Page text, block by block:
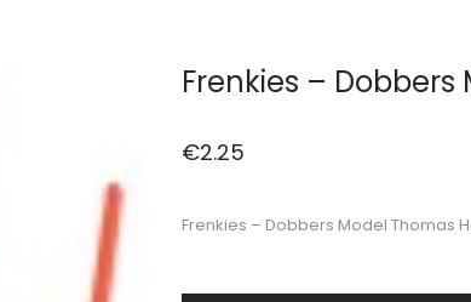
Frenkies – Dobbers
€2.25
Frenkies – Dobbers Model Thomas